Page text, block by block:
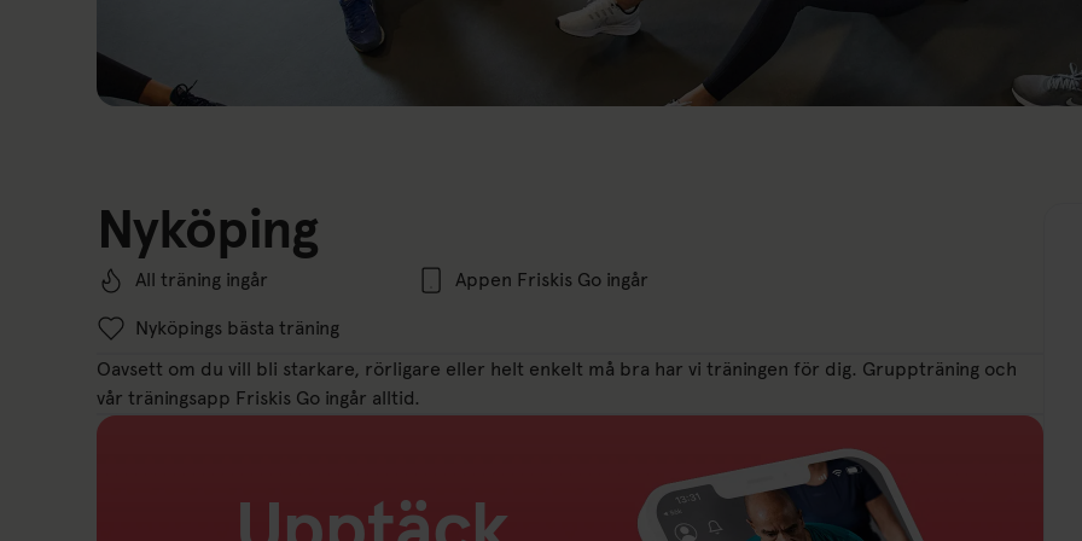
Nyköping
All träning ingår Appen Friskis Go ingår
Nyköpings bästa träning
Oavsett om du vill bli starkare, rörligare eller helt enkelt må bra har vi träningen för dig. Gruppträning och
vår träningsapp Friskis Go ingår alltid.